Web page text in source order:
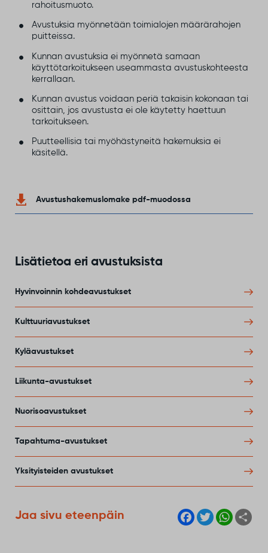
rahoitusmuoto.
Avustuksia myönnetään toimialojen määrärahojen
puitteissa.
Kunnan avustuksia ei myönnetä samaan
käyttötarkoitukseen useammasta avustuskohteesta
kerrallaan.
Kunnan avustus voidaan periä takaisin kokonaan tai
osittain, jos avustusta ei ole käytetty haettuun
tarkoitukseen.
Puutteellisia tai myöhästyneitä hakemuksia ei
käsitellä.
Avustushakemuslomake pdf-muodossa
Lisätietoa eri avustuksista
Hyvinvoinnin kohdeavustukset
Kulttuuriavustukset
Kyläavustukset
Liikunta-avustukset
Nuorisoavustukset
Tapahtuma-avustukset
Yksityisteiden avustukset
Jaa sivu eteenpäin
F
a
T
w
W
h